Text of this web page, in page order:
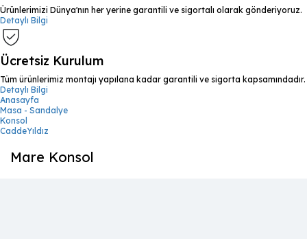
Ürünlerimizi Dünya'nın her yerine garantili ve sigortalı olarak gönderiyoruz.
Detaylı Bilgi
Ücretsiz Kurulum
Tüm ürünlerimiz montajı yapılana kadar garantili ve sigorta kapsamındadır.
Detaylı Bilgi
Anasayfa
Masa - Sandalye
Konsol
CaddeYıldız
Mare Konsol